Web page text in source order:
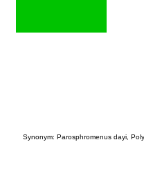
Synonym: Parosphromenus dayi,